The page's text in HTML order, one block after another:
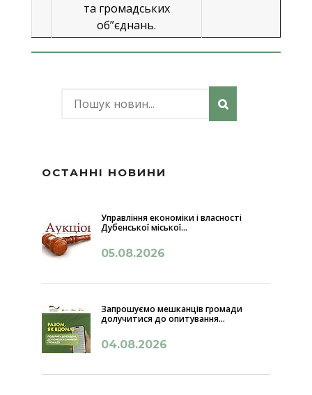
та громадських
об”єднань.
ОСТАННІ НОВИНИ
Управління економіки і власності
Дубенської міської...
05.08.2026
Запрошуємо мешканців громади
долучитися до опитування...
04.08.2026